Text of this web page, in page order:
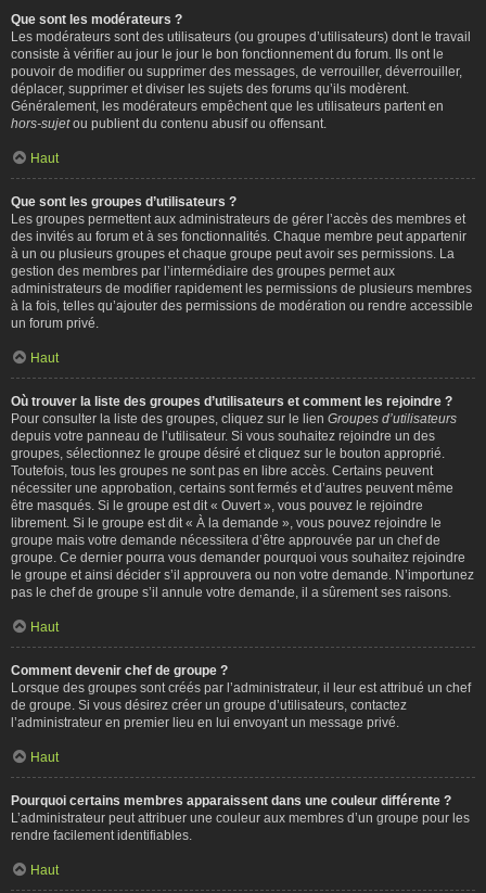
Que sont les modérateurs ?
Les modérateurs sont des utilisateurs (ou groupes d’utilisateurs) dont le travail
consiste à vérifier au jour le jour le bon fonctionnement du forum. Ils ont le
pouvoir de modifier ou supprimer des messages, de verrouiller, déverrouiller,
déplacer, supprimer et diviser les sujets des forums qu’ils modèrent.
Généralement, les modérateurs empêchent que les utilisateurs partent en
hors-sujetou publient du contenu abusif ou offensant.
Haut
Que sont les groupes d’utilisateurs ?
Les groupes permettent aux administrateurs de gérer l’accès des membres et
des invités au forum et à ses fonctionnalités. Chaque membre peut appartenir
à un ou plusieurs groupes et chaque groupe peut avoir ses permissions. La
gestion des membres par l’intermédiaire des groupes permet aux
administrateurs de modifier rapidement les permissions de plusieurs membres
à la fois, telles qu’ajouter des permissions de modération ou rendre accessible
un forum privé.
Haut
Où trouver la liste des groupes d’utilisateurs et comment les rejoindre ?
Pour consulter la liste des groupes, cliquez sur le lien Groupes d’utilisateurs
depuis votre panneau de l’utilisateur. Si vous souhaitez rejoindre un des
groupes, sélectionnez le groupe désiré et cliquez sur le bouton approprié.
Toutefois, tous les groupes ne sont pas en libre accès. Certains peuvent
nécessiter une approbation, certains sont fermés et d’autres peuvent même
être masqués. Si le groupe est dit « Ouvert », vous pouvez le rejoindre
librement. Si le groupe est dit « À la demande », vous pouvez rejoindre le
groupe mais votre demande nécessitera d’être approuvée par un chef de
groupe. Ce dernier pourra vous demander pourquoi vous souhaitez rejoindre
le groupe et ainsi décider s’il approuvera ou non votre demande. N’importunez
pas le chef de groupe s’il annule votre demande, il a sûrement ses raisons.
Haut
Comment devenir chef de groupe ?
Lorsque des groupes sont créés par l’administrateur, il leur est attribué un chef
de groupe. Si vous désirez créer un groupe d’utilisateurs, contactez
l’administrateur en premier lieu en lui envoyant un message privé.
Haut
Pourquoi certains membres apparaissent dans une couleur différente ?
L’administrateur peut attribuer une couleur aux membres d’un groupe pour les
rendre facilement identifiables.
Haut